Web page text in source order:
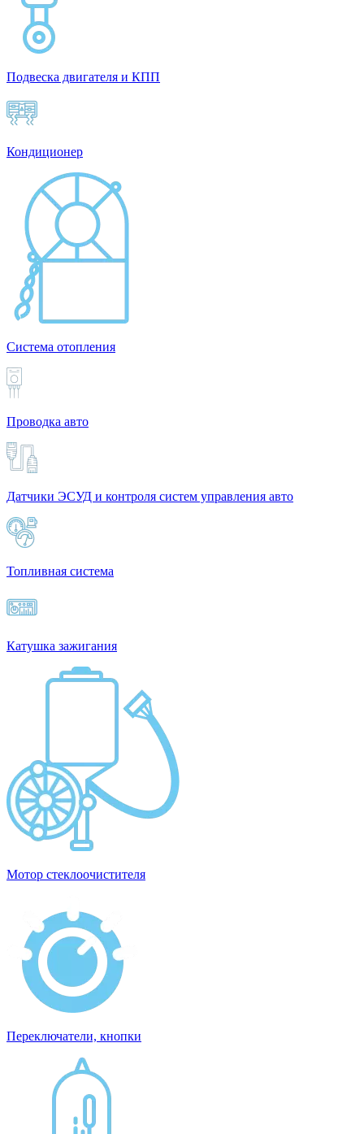
Подвеска двигателя и КПП
Кондиционер
Система отопления
Проводка авто
Датчики ЭСУД и контроля систем управления авто
Топливная система
Катушка зажигания
Мотор стеклоочистителя
Переключатели, кнопки